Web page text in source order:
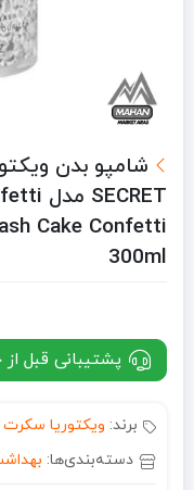
Cake Confetti
300ml
پشتیبانی قبل از
برند: ویکتوریا سکرت | VICTORIA'S SECRET
دسته‌بندی‌ها: